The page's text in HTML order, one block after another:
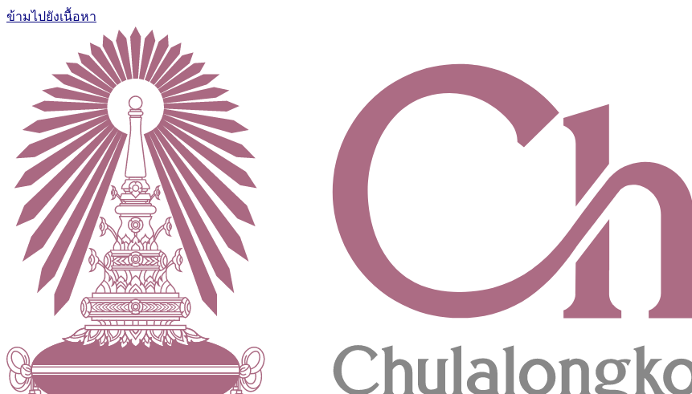
ข้ามไปยังเนื้อหา